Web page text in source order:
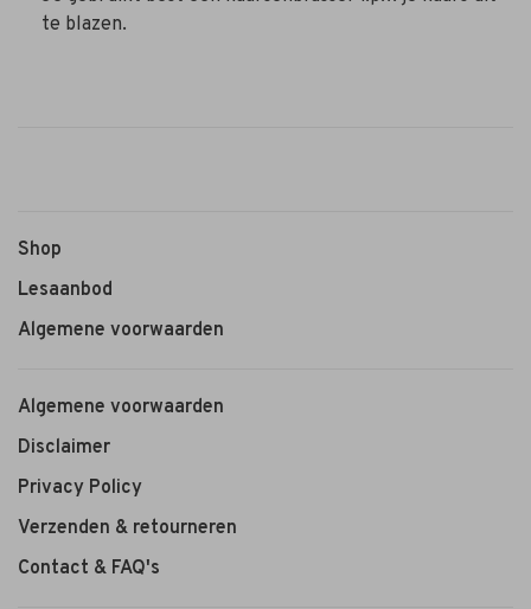
te blazen.
Shop
Lesaanbod
Algemene voorwaarden
Algemene voorwaarden
Disclaimer
Privacy Policy
Verzenden & retourneren
Contact & FAQ's